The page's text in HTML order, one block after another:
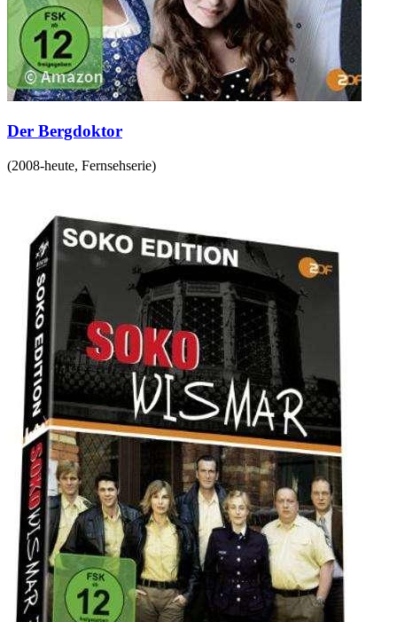
Der Bergdoktor
(2008-heute, Fernsehserie)